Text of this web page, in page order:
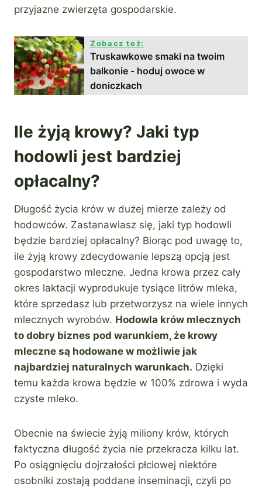
przyjazne zwierzęta gospodarskie.
Zobacz też:
Truskawkowe smaki na twoim
balkonie - hoduj owoce w
doniczkach
Ile żyją krowy? Jaki typ
hodowli jest bardziej
opłacalny?
Długość życia krów w dużej mierze zależy od
hodowców. Zastanawiasz się, jaki typ hodowli
będzie bardziej opłacalny? Biorąc pod uwagę to,
ile żyją krowy zdecydowanie lepszą opcją jest
gospodarstwo mleczne. Jedna krowa przez cały
okres laktacji wyprodukuje tysiące litrów mleka,
które sprzedasz lub przetworzysz na wiele innych
mlecznych wyrobów. Hodowla krów mlecznych
to dobry biznes pod warunkiem, że krowy
mleczne są hodowane w możliwie jak
najbardziej naturalnych warunkach. Dzięki
temu każda krowa będzie w 100% zdrowa i wyda
czyste mleko.
Obecnie na świecie żyją miliony krów, których
faktyczna długość życia nie przekracza kilku lat.
Po osiągnięciu dojrzałości płciowej niektóre
osobniki zostają poddane inseminacji, czyli po